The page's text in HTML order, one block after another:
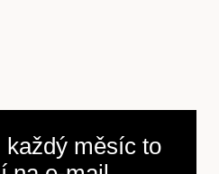
každý měsíc to